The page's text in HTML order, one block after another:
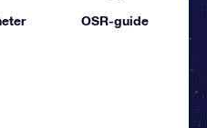
OSR-guide